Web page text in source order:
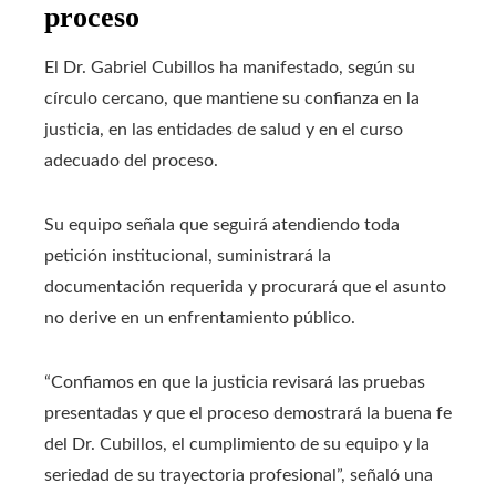
proceso
El Dr. Gabriel Cubillos ha manifestado, según su
círculo cercano, que mantiene su confianza en la
justicia, en las entidades de salud y en el curso
adecuado del proceso.
Su equipo señala que seguirá atendiendo toda
petición institucional, suministrará la
documentación requerida y procurará que el asunto
no derive en un enfrentamiento público.
“Confiamos en que la justicia revisará las pruebas
presentadas y que el proceso demostrará la buena fe
del Dr. Cubillos, el cumplimiento de su equipo y la
seriedad de su trayectoria profesional”, señaló una